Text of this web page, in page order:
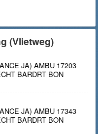
(Vlietweg)
JA) AMBU 17203
BARDRT BON
JA) AMBU 17343
BARDRT BON